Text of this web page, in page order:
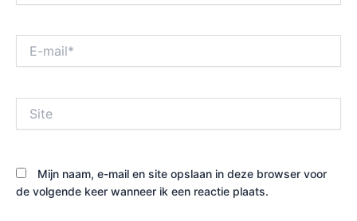
mail*
Mijn naam, e-mail en site opslaan in deze browser voor
de volgende keer wanneer ik een reactie plaats.